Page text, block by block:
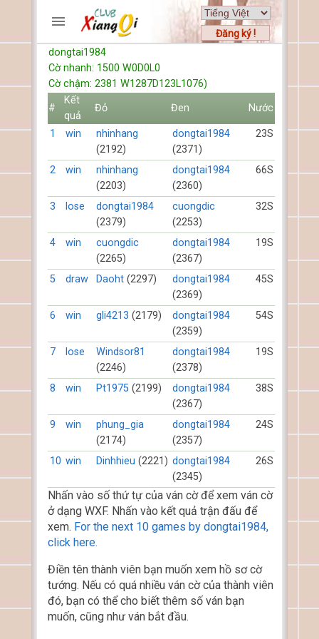
Đăng ký !
TRƯƠNG MỤC
Trang chủ
Đăng ký
Thành viên mới
Cách chơi
Hỏi đáp
Luật cờ tướng
Luật cờ úp
FORUMS
dongtai1984
Cờ nhanh: 1500 W0D0L0
Cờ chậm: 2381 W1287D123L1076)
#
Kết
quả
Đỏ Đen Nước
1 win
nhinhang
(2192)
dongtai1984
(2371)
23S
2 win
nhinhang
(2203)
dongtai1984
(2360)
66S
3 lose
dongtai1984
(2379)
cuongdic
(2253)
32S
4 win
cuongdic
(2265)
dongtai1984
(2367)
19S
5 draw Daoht (2297)
dongtai1984
(2369)
45S
6 win gli4213 (2179)
dongtai1984
(2359)
54S
7 lose
Windsor81
(2246)
dongtai1984
(2378)
19S
8 win Pt1975 (2199)
dongtai1984
(2367)
38S
9 win
phung_gia
(2174)
dongtai1984
(2357)
24S
10 win Dinhhieu (2221) dongtai1984
(2345)
26S
Nhấn vào số thứ tự của ván cờ để xem ván cờ
ở dạng WXF. Nhấn vào kết quả trận đấu để
xem. For the next 10 games by dongtai1984,
click here.
Điền tên thành viên bạn muốn xem hồ sơ cờ
tướng. Nếu có quá nhiều ván cờ của thành viên
đó, bạn có thể cho biết thêm số ván bạn
muốn, cũng như ván bắt đầu.